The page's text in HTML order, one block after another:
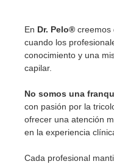
En Dr. Pelo® creemos
cuando los
conocimiento y una
capilar.
No somos una
con pasión por la
ofrecer una atención
en la experiencia
Cada profesional